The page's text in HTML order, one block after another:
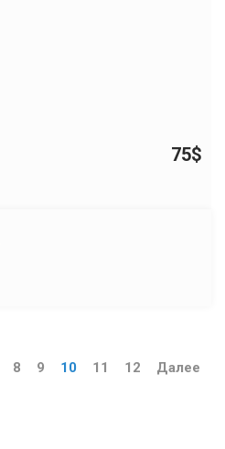
75$
8 9 10 11 12 Далее